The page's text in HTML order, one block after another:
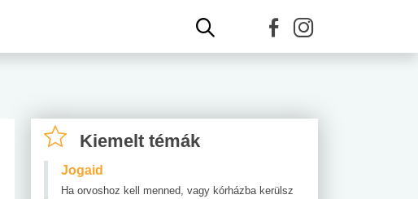
Kiemelt témák
Jogaid
Ha orvoshoz kell menned, vagy kórházba kerülsz